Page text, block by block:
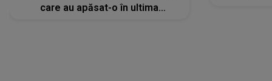
care au apăsat-o în ultima